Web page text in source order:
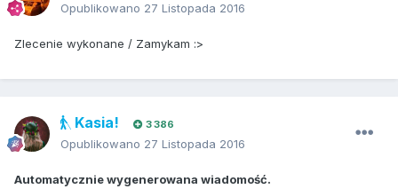
Opublikowano 27 Listopada 2016
Zlecenie wykonane / Zamykam :>
Kasia! 3 386
Opublikowano 27 Listopada 2016
Automatycznie wygenerowana wiadomość.